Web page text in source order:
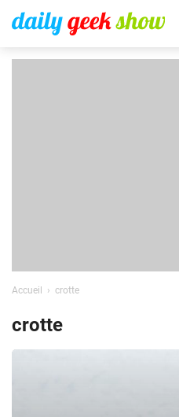
Accueil crotte
crotte